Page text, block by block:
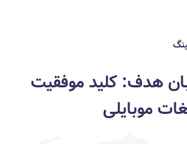
هدف: کلید موفقیت
موبایلی